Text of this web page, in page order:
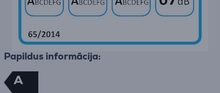
Papildus informācija:
A